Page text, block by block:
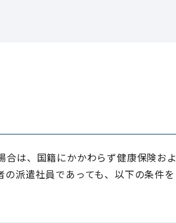
は、国籍にかかわらず健康保険およ
派遣社員であっても、以下の条件を